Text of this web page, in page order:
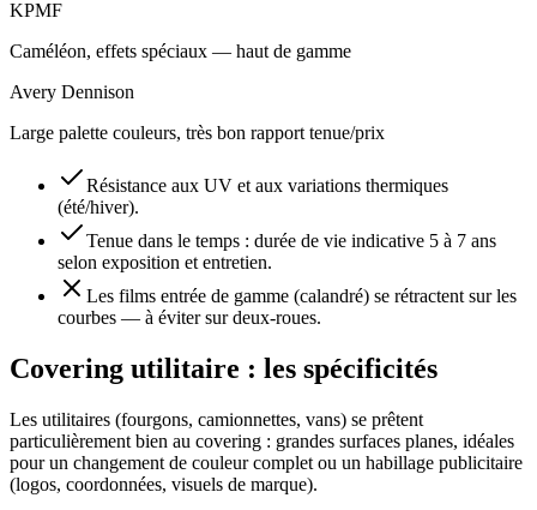
KPMF
Caméléon, effets spéciaux — haut de gamme
Avery Dennison
Large palette couleurs, très bon rapport tenue/prix
Résistance aux UV et aux variations thermiques
(été/hiver).
Tenue dans le temps : durée de vie indicative 5 à 7 ans
selon exposition et entretien.
Les films entrée de gamme (calandré) se rétractent sur les
courbes — à éviter sur deux-roues.
Covering utilitaire : les spécificités
Les utilitaires (fourgons, camionnettes, vans) se prêtent
particulièrement bien au covering : grandes surfaces planes, idéales
pour un changement de couleur complet ou un habillage publicitaire
(logos, coordonnées, visuels de marque).